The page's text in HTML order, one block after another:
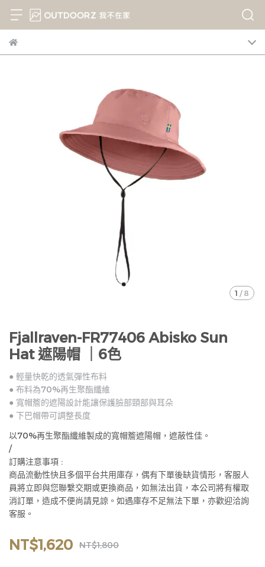
1 / 8
Fjallraven-FR77406 Abisko Sun
Hat 遮陽帽 ｜6色
● 輕量快乾的透氣彈性布料
● 布料為70%再生聚酯纖維
● 寬帽簷的遮陽設計能讓保護臉部頸部與耳朵
● 下巴帽帶可調整長度
以70%再生聚酯纖維製成的寬帽簷遮陽帽，遮蔽性佳。
/
訂購注意事項 :
商品流動性快且多個平台共用庫存，偶有下單後缺貨情形，客服人
員將立即與您聯繫交期或更換商品，如無法出貨，本公司將有權取
消訂單，造成不便尚請見諒。如遇庫存不足無法下單，亦歡迎洽詢
客服。
NT$1,620 NT$1,800